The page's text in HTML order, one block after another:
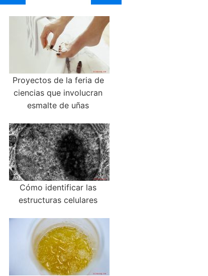
Proyectos de la feria de
ciencias que involucran
esmalte de uñas
Cómo identificar las
estructuras celulares